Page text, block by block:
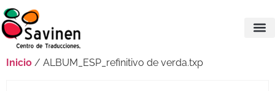
Inicio / ALBUM_ESP_refinitivo de verda.txp